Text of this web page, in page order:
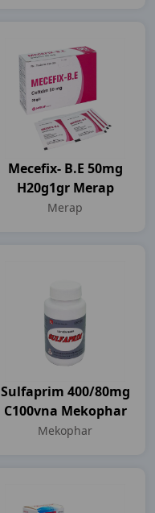
Mecefix- B.e 50mg
H20g1gr Merap
Merap
Sulfaprim 400/80mg
C100vna Mekophar
Mekophar